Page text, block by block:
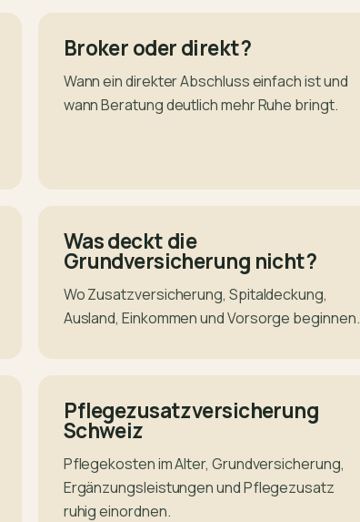
Broker oder direkt?
Wann ein direkter Abschluss einfach ist und
wann Beratung deutlich mehr Ruhe bringt.
Was deckt die
Grundversicherung nicht?
Wo Zusatzversicherung, Spitaldeckung,
Ausland, Einkommen und Vorsorge beginnen.
Pflegezusatzversicherung
Schweiz
Pflegekosten im Alter, Grundversicherung,
Ergänzungsleistungen und Pflegezusatz
ruhig einordnen.